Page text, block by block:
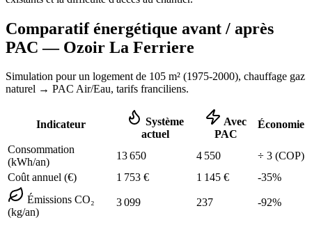
Comparatif énergétique avant / après
PAC — Ozoir La Ferriere
Simulation pour un logement de 105 m² (1975-2000), chauffage gaz
naturel → PAC Air/Eau, tarifs franciliens.
Indicateur
Système
actuel
Avec
PAC
Économie
Consommation
(kWh/an)
13 650 4 550 ÷ 3 (COP)
Coût annuel (€)
1 753 € 1 145 € -35%
Émissions CO₂
(kg/an)
3 099 237 -92%